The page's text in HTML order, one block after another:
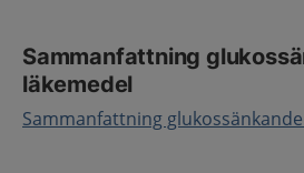
Sammanfattning
läkemedel
Sammanfattning